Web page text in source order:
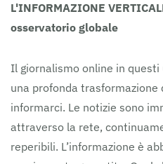
L'INFORMAZIONE
osservatorio globale
Il giornalismo online in
una profonda trasformazione
informarci. Le notizie sono
attraverso la rete,
reperibili. L’informazione è